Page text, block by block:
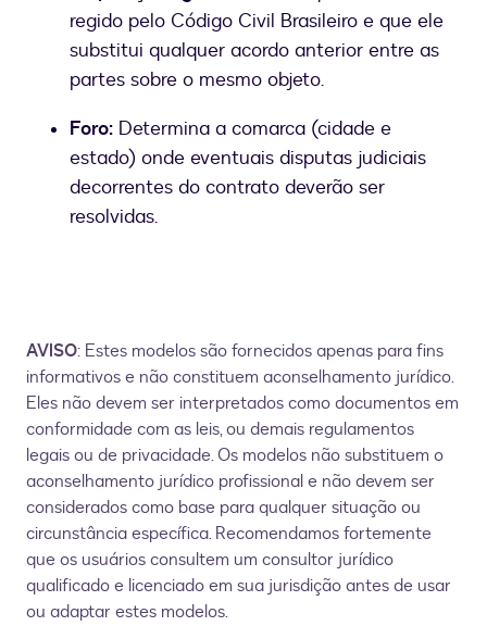
regido pelo Código Civil Brasileiro e que ele
substitui qualquer acordo anterior entre as
partes sobre o mesmo objeto.
Foro: Determina a comarca (cidade e
estado) onde eventuais disputas judiciais
decorrentes do contrato deverão ser
resolvidas.
AVISO: Estes modelos são fornecidos apenas para fins
informativos e não constituem aconselhamento jurídico.
Eles não devem ser interpretados como documentos em
conformidade com as leis, ou demais regulamentos
legais ou de privacidade. Os modelos não substituem o
aconselhamento jurídico profissional e não devem ser
considerados como base para qualquer situação ou
circunstância específica. Recomendamos fortemente
que os usuários consultem um consultor jurídico
qualificado e licenciado em sua jurisdição antes de usar
ou adaptar estes modelos.